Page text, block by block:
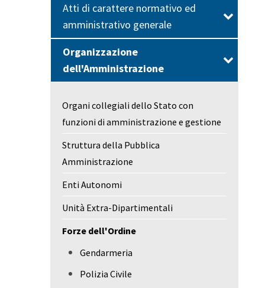
Atti di carattere normativo ed
amministrativo generale
Organizzazione
dell'Amministrazione
Organi collegiali dello Stato con
funzioni di amministrazione e gestione
Struttura della Pubblica
Amministrazione
Enti Autonomi
Unità Extra-Dipartimentali
Forze dell'Ordine
Gendarmeria
Polizia Civile